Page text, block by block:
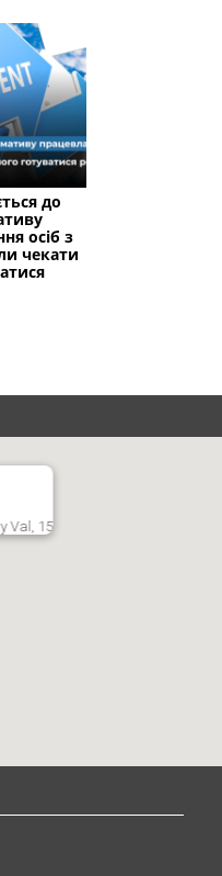
до
осіб з
чекати
Val, 15